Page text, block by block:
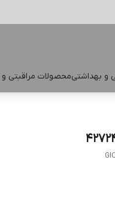
و بهداشتیمحصولات مراقبتی و